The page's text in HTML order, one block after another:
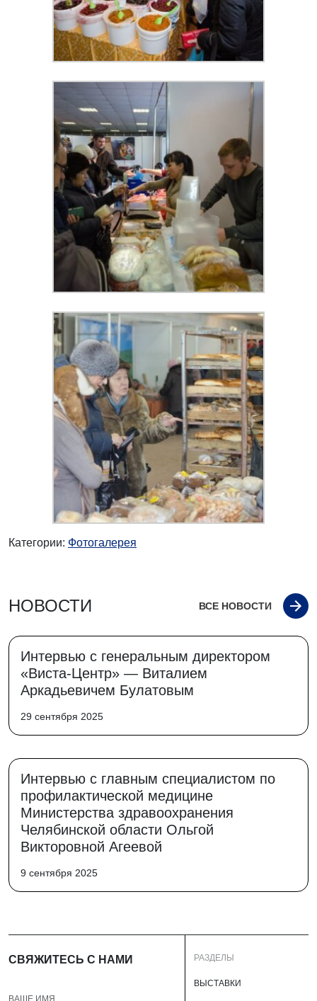
Категории: Фотогалерея
НОВОСТИ ВСЕ НОВОСТИ
Интервью с генеральным директором
«Виста-Центр» — Виталием
Аркадьевичем Булатовым
29 сентября 2025
Интервью с главным специалистом по
профилактической медицине
Министерства здравоохранения
Челябинской области Ольгой
Викторовной Агеевой
9 сентября 2025
СВЯЖИТЕСЬ С НАМИ РАЗДЕЛЫ
ВЫСТАВКИ